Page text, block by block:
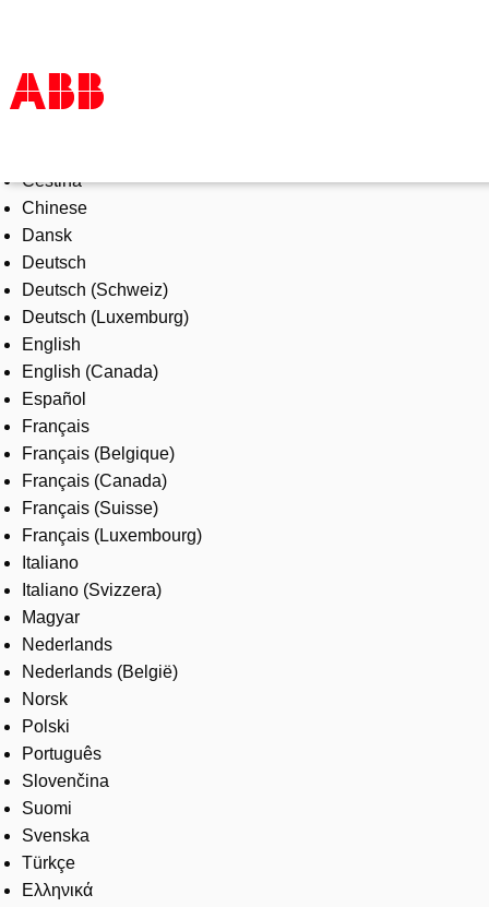
Products & Solutions
Industries
Services
About us
Where to buy
Contact us
Careers
Čeština
Chinese
Dansk
Deutsch
Deutsch (Schweiz)
Deutsch (Luxemburg)
English
English (Canada)
Español
Français
Français (Belgique)
Français (Canada)
Français (Suisse)
Français (Luxembourg)
Italiano
Italiano (Svizzera)
Magyar
Nederlands
Nederlands (België)
Norsk
Polski
Português
Slovenčina
Suomi
Svenska
Türkçe
Ελληνικά